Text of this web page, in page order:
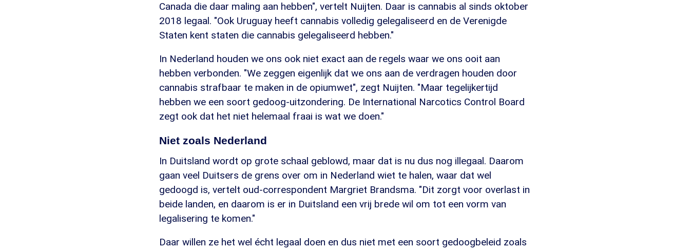
Canada die daar maling aan hebben", vertelt Nuijten. Daar is cannabis al sinds oktober
2018 legaal. "Ook Uruguay heeft cannabis volledig gelegaliseerd en de Verenigde
Staten kent staten die cannabis gelegaliseerd hebben."
In Nederland houden we ons ook niet exact aan de regels waar we ons ooit aan
hebben verbonden. "We zeggen eigenlijk dat we ons aan de verdragen houden door
cannabis strafbaar te maken in de opiumwet", zegt Nuijten. "Maar tegelijkertijd
hebben we een soort gedoog-uitzondering. De International Narcotics Control Board
zegt ook dat het niet helemaal fraai is wat we doen."
Niet zoals Nederland
In Duitsland wordt op grote schaal geblowd, maar dat is nu dus nog illegaal. Daarom
gaan veel Duitsers de grens over om in Nederland wiet te halen, waar dat wel
gedoogd is, vertelt oud-correspondent Margriet Brandsma. "Dit zorgt voor overlast in
beide landen, en daarom is er in Duitsland een vrij brede wil om tot een vorm van
legalisering te komen."
Daar willen ze het wel écht legaal doen en dus niet met een soort gedoogbeleid zoals